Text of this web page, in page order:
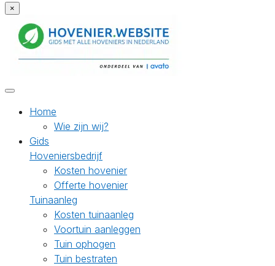
×
Home
Wie zijn wij?
Gids
Hoveniersbedrijf
Kosten hovenier
Offerte hovenier
Tuinaanleg
Kosten tuinaanleg
Voortuin aanleggen
Tuin ophogen
Tuin bestraten